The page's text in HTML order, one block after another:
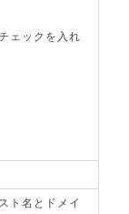
ェックを入れ
ト名とドメイ